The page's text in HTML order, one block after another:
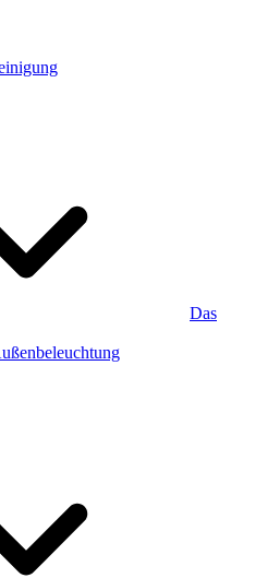
Das